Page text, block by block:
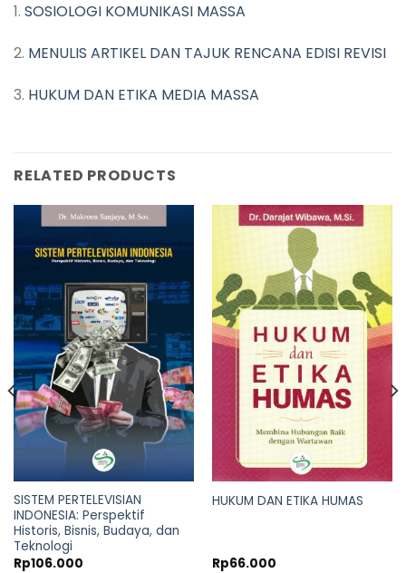
1. SOSIOLOGI KOMUNIKASI MASSA
2. MENULIS ARTIKEL DAN TAJUK RENCANA EDISI REVISI
3. HUKUM DAN ETIKA MEDIA MASSA
RELATED PRODUCTS
SISTEM PERTELEVISIAN
INDONESIA: Perspektif
Historis, Bisnis, Budaya, dan
Teknologi
Rp106.000
HUKUM DAN ETIKA HUMAS
Rp66.000